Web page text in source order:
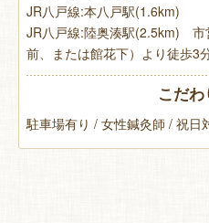
JR八戸線:本八戸駅(1.6km)
JR八戸線:陸奥湊駅(2.5km) 市
前、または館花下）より徒歩3
こだ
駐車場有り / 女性鍼灸師 / 祝日